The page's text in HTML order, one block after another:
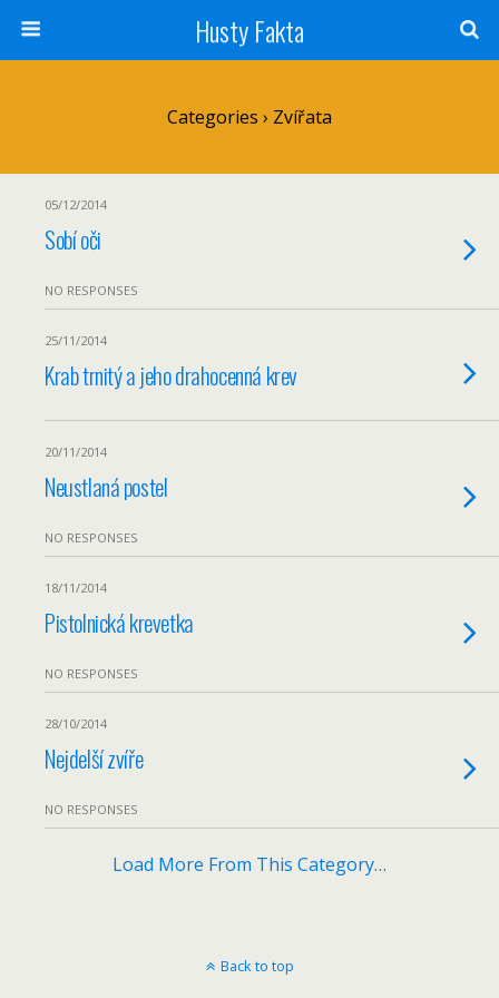
Husty Fakta
Categories › Zvířata
05/12/2014
Sobí oči
NO RESPONSES
25/11/2014
Krab trnitý a jeho drahocenná krev
20/11/2014
Neustlaná postel
NO RESPONSES
18/11/2014
Pistolnická krevetka
NO RESPONSES
28/10/2014
Nejdelší zvíře
NO RESPONSES
Load More From This Category…
Back to top